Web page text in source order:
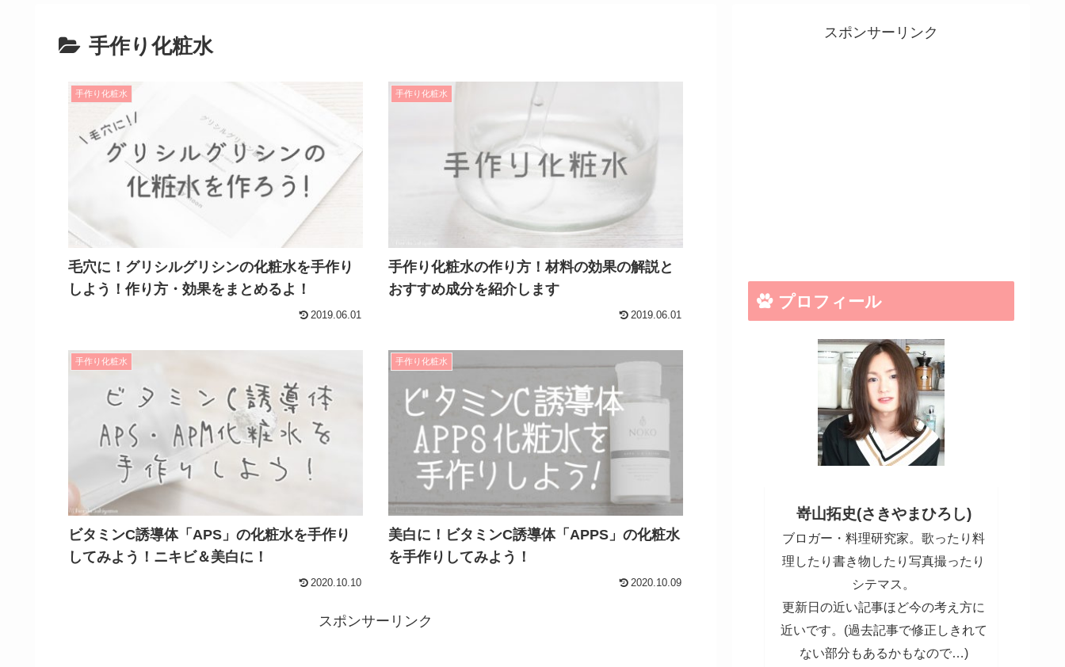
手作り化粧水
手作り化粧水
毛穴に！グリシルグリシンの化粧水を手作り
しよう！作り方・効果をまとめるよ！
2019.06.01
手作り化粧水
手作り化粧水の作り方！材料の効果の解説と
おすすめ成分を紹介します
2019.06.01
手作り化粧水
ビタミンC誘導体「APS」の化粧水を手作り
してみよう！ニキビ＆美白に！
2020.10.10
手作り化粧水
美白に！ビタミンC誘導体「APPS」の化粧水
を手作りしてみよう！
2020.10.09
スポンサーリンク
スポンサーリンク
プロフィール
嵜山拓史(さきやまひろし)
ブロガー・料理研究家。歌ったり料
理したり書き物したり写真撮ったり
シテマス。
更新日の近い記事ほど今の考え方に
近いです。(過去記事で修正しきれて
ない部分もあるかもなので…)